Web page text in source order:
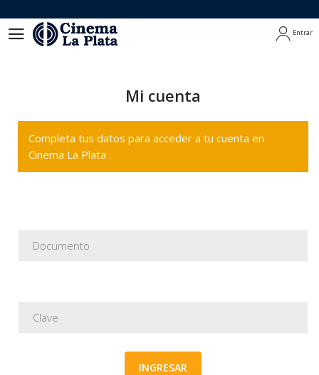
Entrar
Mi cuenta
Completa tus datos para acceder a tu cuenta en
Cinema La Plata .
INGRESAR